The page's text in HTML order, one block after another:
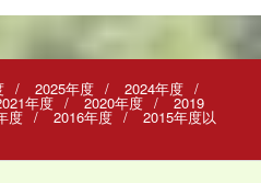
2025年度 2024年度
年度 2020年度 2019
度 2016年度 2015年度以